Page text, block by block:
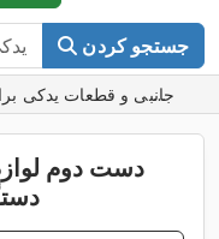
جستجو کردن
دست دوم